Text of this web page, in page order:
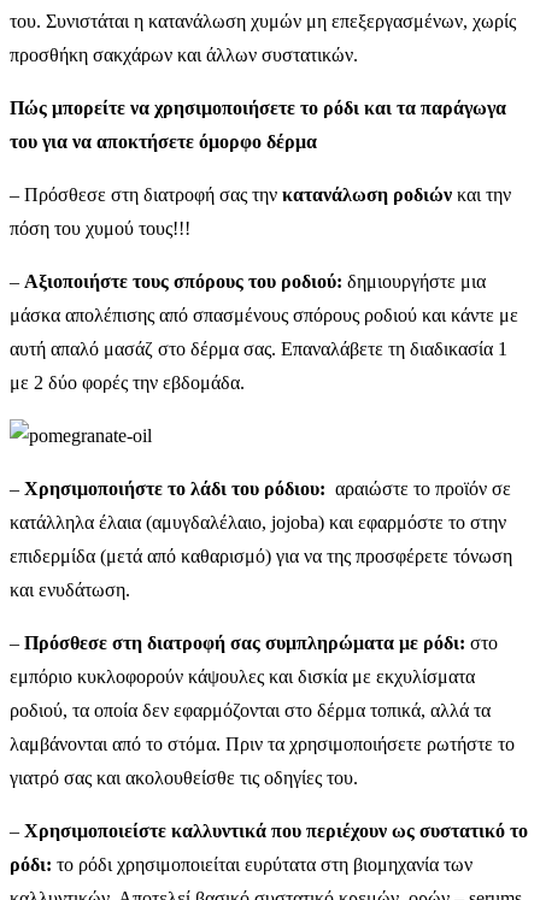
του. Συνιστάται η κατανάλωση χυμών μη επεξεργασμένων, χωρίς
προσθήκη σακχάρων και άλλων συστατικών.
Πώς μπορείτε να χρησιμοποιήσετε το ρόδι και τα παράγωγα
του για να αποκτήσετε όμορφο δέρμα
– Πρόσθεσε στη διατροφή σας την κατανάλωση ροδιών και την
πόση του χυμού τους!!!
– Αξιοποιήστε τους σπόρους του ροδιού: δημιουργήστε μια
μάσκα απολέπισης από σπασμένους σπόρους ροδιού και κάντε με
αυτή απαλό μασάζ στο δέρμα σας. Επαναλάβετε τη διαδικασία 1
με 2 δύο φορές την εβδομάδα.
– Χρησιμοποιήστε το λάδι του ρόδιου: αραιώστε το προϊόν σε
κατάλληλα έλαια (αμυγδαλέλαιο, jojoba) και εφαρμόστε το στην
επιδερμίδα (μετά από καθαρισμό) για να της προσφέρετε τόνωση
και ενυδάτωση.
– Πρόσθεσε στη διατροφή σας συμπληρώματα με ρόδι: στο
εμπόριο κυκλοφορούν κάψουλες και δισκία με εκχυλίσματα
ροδιού, τα οποία δεν εφαρμόζονται στο δέρμα τοπικά, αλλά τα
λαμβάνονται από το στόμα. Πριν τα χρησιμοποιήσετε ρωτήστε το
γιατρό σας και ακολουθείσθε τις οδηγίες του.
– Χρησιμοποιείστε καλλυντικά που περιέχουν ως συστατικό το
ρόδι: το ρόδι χρησιμοποιείται ευρύτατα στη βιομηχανία των